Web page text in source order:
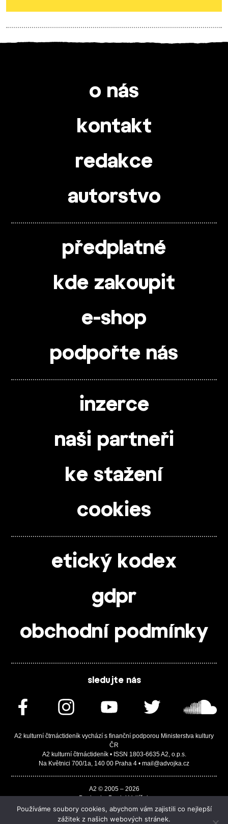
o nás
kontakt
redakce
autorstvo
předplatné
kde zakoupit
e-shop
podpořte nás
inzerce
naši partneři
ke stažení
cookies
etický kodex
gdpr
obchodní podmínky
sledujte nás
A2 kulturní čtrnáctideník vychází s finanční podporou Ministerstva kultury
ČR
A2 kulturní čtrnáctideník • ISSN 1803-6635 A2, o.p.s.
Na Květnici 700/1a, 140 00 Praha 4 • mail@advojka.cz
A2 © 2005 – 2026
Design by Daniel Vojtíšek
Built by JASA-IT & ChSoft
Používáme soubory cookies, abychom vám zajistili co nejlepší
zážitek z našich webových stránek.